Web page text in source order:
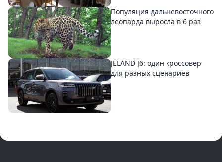
Популяция дальневосточного
леопарда выросла в 6 раз
JELAND J6: один кроссовер
для разных сценариев